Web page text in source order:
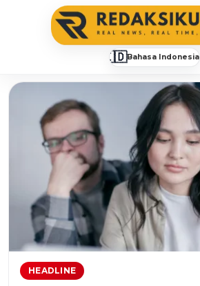
🇮🇩Bahasa Indonesia
redaksiku.com
HEADLINE